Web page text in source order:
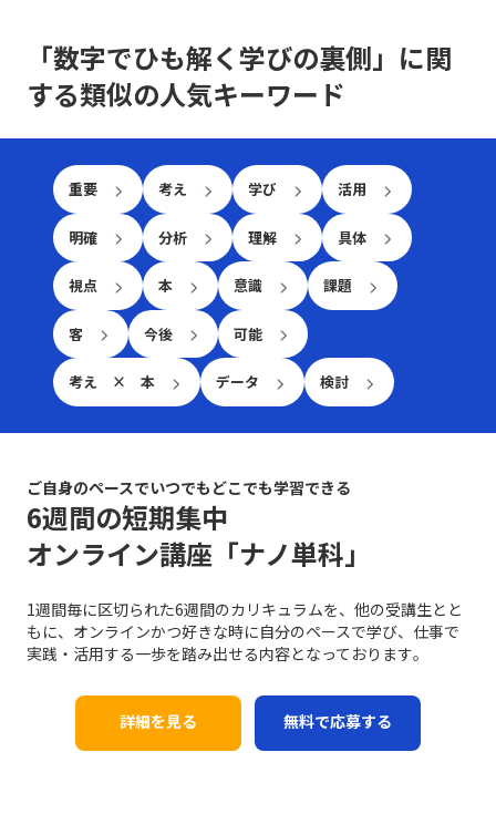
が、後のトラブル回避に寄与します。・さらに、自己の思
考を論理的に整理する力を高めることで、情報の伝達精度
が向上し、結果として仕事で話が噛み合わない人との対処
をシンプルにまとめるための基本スキルであり、コミュニ
ケーションの質を大きく左右します。これらの注意点を踏
まえた上で、相手の意見を尊重しつつ、自分の意図を明確
に伝える努力が、スムーズな意思疎通を実現するための基
本といえます。話が噛み合わないと感じた際には、焦ら
ず、一度立ち止まって基本に立ち返ることが、最終的には
仕事で話が噛み合わない人との対処法として有効です。
具体的な対処戦略と実践例 ここでは、「仕事で話が噛み
合わない人との対処法」として認識される具体的な戦略
を、実践例とともに解説します。多岐にわたる原因に対し
て、個々のケースに応じた対策を講じることが求められま
す。まず、会話の開始時に必ず現状の認識を共有すること
フミーティングでは、各参加者が同じゴールと進行予定を
共有することで、後の誤解を避けることができます。ま
た、日常的なコミュニケーションにおいても、相手の表情
や声のトーン、さらには話の流れからその理解度を汲み取
手の話し方をよく観察し、適宜「確認の質問」を挟むこと
で、対話の精度を高める手法を実践している方もいます。
さらに、後日話の内容を再整理し、改めて議論を行う「仕
な意思決定が必要なシーンでは、一度話題を持ち帰り、冷
静な判断のもとで再度議論を交わすことで、双方にとって
納得のいく結論に至ることが期待されます。最後に、自己
か、あるいは誤解が生じたかを見極める能力が必要となり
ます。「ビジネスにおけるコミュニケーション能力」で成
功を収めるためには、自身の伝えたい内容を明確に定義
ては、自分自身の意見を論理的かつ説得力をもって表現
し、相手の意見を丁寧に聴く技術は大きな強みとなりま
す。また、対面と非対面双方のコミュニケーションにおい
て、それぞれ異なるルールやエチケットが存在するため、
状況に応じた適切な対応が重要です。例えば、会議での発
言やメールでの簡潔な表現、さらにはSNSやチャットでの
リアルタイムなやりとりなど、各シーンで必要とされる細
やかな配慮が質の高いコミュニケーションを実現する鍵と
なります。 コミュニケーション能力の注意点 コミュニケ
ーション能力を高めるためには、単に技術を習得するだけ
でなく、いくつかの落とし穴や注意点を認識する必要があ
ります。まず、情報伝達とコミュニケーションの違いに注
た別の問題です。「ビジネスにおけるコミュニケーション
能力」においては、相手に正しく意図が伝わるかどうかが
重要であり、結果として行動変容が起こることが成功指標
となります。 また、コミュニケーションには必ずしも相
す。言葉だけでは伝えきれない非言語的要素、例えば身振
り手振りや表情、声のトーンなどが大きな役割を果たして
おり、これらを適切に使い分けることが求められます。誤
オンラインでの簡素なサインに依存しすぎると、真意が伝
わらず、結果として混乱が生じる恐れがあります。 さら
に、自分自身のバイアスにも気を付ける必要があります。
ては、自社の強みや独自性を生かした戦略立案が不可欠と
なります。 レッドオーシャン 戦い方の基本戦略 レッドオ
ーシャン市場で成功を収めるためには、以下の3つの基本
選択に迷い、競争に負けるリスクが増します。スターバッ
クスのように、品質の高さと独自の店舗体験を提供するこ
とで、単なる価格競争から差別化を図る戦略は、レッドオ
ーシャンの戦い方としての有力な手法です。 第二に、コ
ストリーダーシップ戦略です。効率的な運営を徹底し、無
駄な経費や労力を削減することで市場価格を下回る優位性
を保持します。ユニクロが示した事例のように、大量仕入
れや生産工程の合理化によって、低価格でも品質を維持す
ることができれば、急激な価格競争にも耐える力が養われ
るのです。ただし、過度なコスト削減は品質低下やブラン
ド価値の喪失というリスクもあるため、バランスを見極め
ることが重要です。 第三に、ニッチ戦略です。市場全体
ることで、競争相手の少ない領域を開拓します。高級車市
場におけるポルシェの例は、限られた層に対して圧倒的な
ブランド価値を提供する成功例と言えるでしょう。この戦
略は、レッドオーシャンの戦い方の一環として、自社の強
みや専門性を最大限に活かすための戦略として注目されて
グローバルな競争、そして顧客ニーズの多様化により、現
代の市場環境はかつてないほど複雑かつダイナミックにな
っています。さらに、デジタルトランスフォーメーション
な変革が起きています。このような時代で「レッドオーシ
癖とは 先延ばし癖とは、必要なタスクや業務を期限内に
着手・遂行せず、後回しにする習慣や傾向を指します。こ
の現象は単なる怠慢や意志の弱さだけに起因するものでは
す。例えば、失敗への恐怖心や完璧主義、さらには
ADHD（注意欠陥・多動性障害）などの発達特性が背景に
ある場合もあります。こうした場合、従来のタイムマネジ
メント技術だけでは対処が難しく、「後回し癖の改善」を
目指す上で、自己理解と内面的な対策が欠かせません。
また、先延ばし癖は放置されると、業務遂行に大きな弊害
をもたらします。たとえば、予定された期限までにタスク
が完了しないことによるストレスの増加、結果的な自信喪
失、そして長期的にはキャリアチャンスの逸失へとつなが
ります。このような問題は個人だけでなく、チームや組織
全体に影響を及ぼすため、早期に原因を特定し、適切な対
策を講じることが求められます。先延ばし癖に取り組むプ
働き方が広がる中で、自己管理能力が強く問われるように
なりました。その中で「後回し癖の改善」に取り組むこと
は、単なる習慣の見直しにとどまらず、自己のキャリア戦
略を見直すための重要な要素ともなっています。次のセク
すべきポイントについて詳述していきます。 先延ばし癖
の注意点 先延ばし癖に対して注意すべきポイントは多岐
に渡ります。まず、先延ばし癖が進行すると、日々の業務
高まります。仕事を着手するたびに「また先延ばしをして
しまった」という自己否定的な考えが自己評価を下げ、メ
ンタルの悪循環を生むことになります。また、タスクが山
「数字でひも解く学びの裏側」に関
する類似の人気キーワード
重要 考え 学び 活用
明確 分析 理解 具体
視点 本 意識 課題
客 今後 可能
考え × 本 データ 検討
ご自身のペースでいつでもどこでも学習できる
6週間の短期集中
オンライン講座「ナノ単科」
1週間毎に区切られた6週間のカリキュラムを、他の受講生とと
もに、オンラインかつ好きな時に自分のペースで学び、仕事で
実践・活用する一歩を踏み出せる内容となっております｡
詳細を見る 無料で応募する